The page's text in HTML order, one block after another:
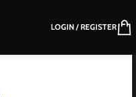
LOGIN / REGISTER